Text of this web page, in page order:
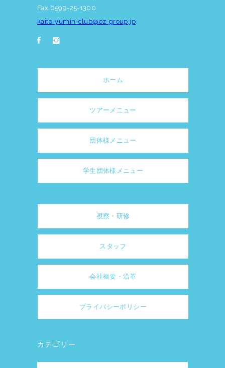
Fax.0599-25-1300
kaito-yumin-club@oz-group.jp
ホーム
ツアーメニュー
団体様メニュー
学生団体様メニュー
視察・研修
スタッフ
会社概要・沿革
プライバシーポリシー
カテゴリー